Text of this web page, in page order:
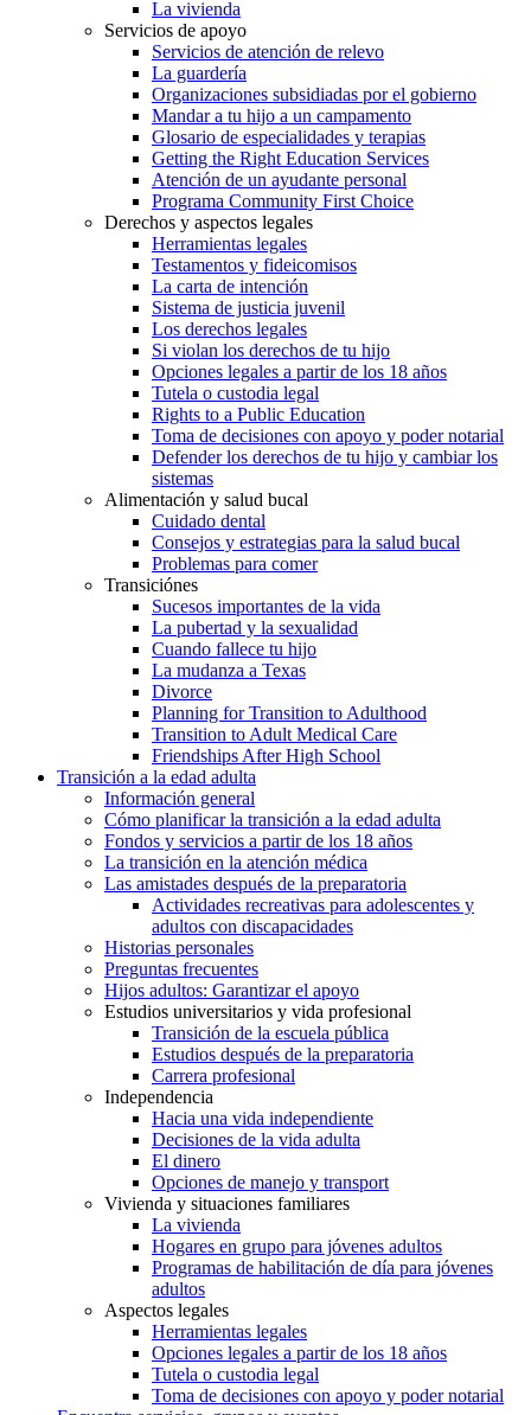
La vivienda
Servicios de apoyo
Servicios de atención de relevo
La guardería
Organizaciones subsidiadas por el gobierno
Mandar a tu hijo a un campamento
Glosario de especialidades y terapias
Getting the Right Education Services
Atención de un ayudante personal
Programa Community First Choice
Derechos y aspectos legales
Herramientas legales
Testamentos y fideicomisos
La carta de intención
Sistema de justicia juvenil
Los derechos legales
Si violan los derechos de tu hijo
Opciones legales a partir de los 18 años
Tutela o custodia legal
Rights to a Public Education
Toma de decisiones con apoyo y poder notarial
Defender los derechos de tu hijo y cambiar los
sistemas
Alimentación y salud bucal
Cuidado dental
Consejos y estrategias para la salud bucal
Problemas para comer
Transiciónes
Sucesos importantes de la vida
La pubertad y la sexualidad
Cuando fallece tu hijo
La mudanza a Texas
Divorce
Planning for Transition to Adulthood
Transition to Adult Medical Care
Friendships After High School
Transición a la edad adulta
Información general
Cómo planificar la transición a la edad adulta
Fondos y servicios a partir de los 18 años
La transición en la atención médica
Las amistades después de la preparatoria
Actividades recreativas para adolescentes y
adultos con discapacidades
Historias personales
Preguntas frecuentes
Hijos adultos: Garantizar el apoyo
Estudios universitarios y vida profesional
Transición de la escuela pública
Estudios después de la preparatoria
Carrera profesional
Independencia
Hacia una vida independiente
Decisiones de la vida adulta
El dinero
Opciones de manejo y transport
Vivienda y situaciones familiares
La vivienda
Hogares en grupo para jóvenes adultos
Programas de habilitación de día para jóvenes
adultos
Aspectos legales
Herramientas legales
Opciones legales a partir de los 18 años
Tutela o custodia legal
Toma de decisiones con apoyo y poder notarial